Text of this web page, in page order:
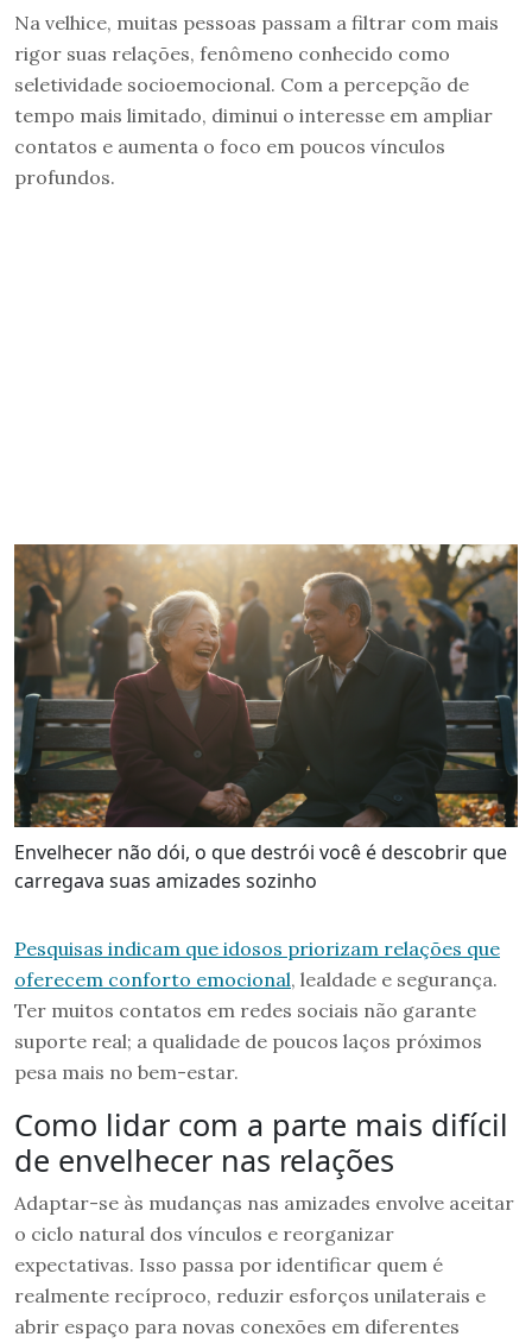
Na velhice, muitas pessoas passam a filtrar com mais
rigor suas relações, fenômeno conhecido como
seletividade socioemocional. Com a percepção de
tempo mais limitado, diminui o interesse em ampliar
contatos e aumenta o foco em poucos vínculos
profundos.
Envelhecer não dói, o que destrói você é descobrir que
carregava suas amizades sozinho
Pesquisas indicam que idosos priorizam relações que
oferecem conforto emocional, lealdade e segurança.
Ter muitos contatos em redes sociais não garante
suporte real; a qualidade de poucos laços próximos
pesa mais no bem-estar.
Como lidar com a parte mais difícil
de envelhecer nas relações
Adaptar-se às mudanças nas amizades envolve aceitar
o ciclo natural dos vínculos e reorganizar
expectativas. Isso passa por identificar quem é
realmente recíproco, reduzir esforços unilaterais e
abrir espaço para novas conexões em diferentes